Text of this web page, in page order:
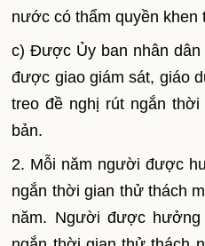
nước có thẩm quyền khen
c) Được Ủy ban nhân
được giao giám sát, giáo
treo đề nghị rút ngắn
bản.
2. Mỗi năm người được
ngắn thời gian thử thách
năm. Người được